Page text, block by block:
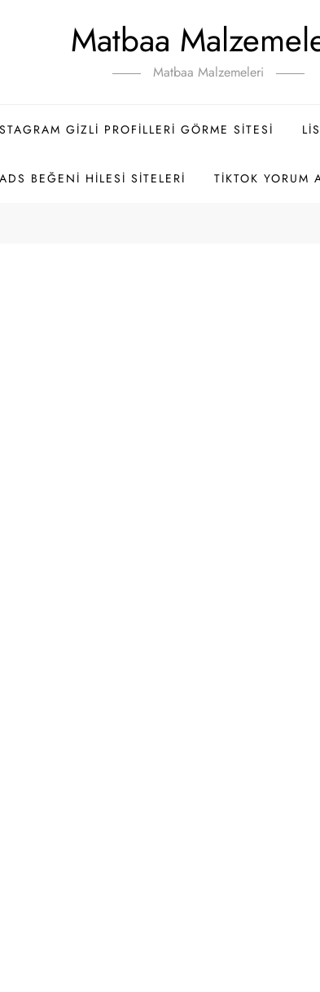
Matbaa
Matbaa Malzemeleri
GIZLI PROFILLERI GÖRME SITESI
BEĞENI HILESI SITELERI TIKTOK YORUM